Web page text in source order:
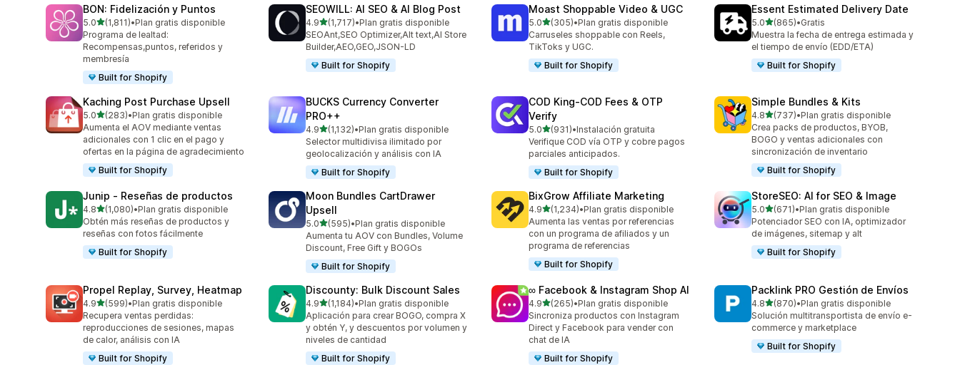
BON: Fidelización y Puntos
5.0de 5 estrellas
(1,811)
1811 reseñas en total
•Plan gratis disponible
Programa de lealtad:
Recompensas,puntos, referidos y
membresía
Built for Shopify
SEOWILL: AI SEO & AI Blog Post
4.9de 5 estrellas
(1,717)
1717 reseñas en total
•Plan gratis disponible
SEOAnt,SEO Optimizer,Alt text,AI Store
Builder,AEO,GEO,JSON-LD
Built for Shopify
Moast Shoppable Video & UGC
5.0de 5 estrellas
(305)
305 reseñas en total
•Plan gratis disponible
Carruseles shoppable con Reels,
TikToks y UGC.
Built for Shopify
Essent Estimated Delivery Date
5.0de 5 estrellas
(865)
865 reseñas en total
•Gratis
Muestra la fecha de entrega estimada y
el tiempo de envío (EDD/ETA)
Built for Shopify
Kaching Post Purchase Upsell
5.0de 5 estrellas
(283)
283 reseñas en total
•Plan gratis disponible
Aumenta el AOV mediante ventas
adicionales con 1 clic en el pago y
ofertas en la página de agradecimiento
Built for Shopify
BUCKS Currency Converter
PRO++
4.9de 5 estrellas
(1,132)
1132 reseñas en total
•Plan gratis disponible
Selector multidivisa ilimitado por
geolocalización y análisis con IA
Built for Shopify
COD King‑COD Fees & OTP
Verify
5.0de 5 estrellas
(931)
931 reseñas en total
•Instalación gratuita
Verifique COD vía OTP y cobre pagos
parciales anticipados.
Built for Shopify
Simple Bundles & Kits
4.8de 5 estrellas
(737)
737 reseñas en total
•Plan gratis disponible
Crea packs de productos, BYOB,
BOGO y ventas adicionales con
sincronización de inventario
Built for Shopify
Junip ‑ Reseñas de productos
4.8de 5 estrellas
(1,080)
1080 reseñas en total
•Plan gratis disponible
Obtén más reseñas de productos y
reseñas con fotos fácilmente
Built for Shopify
Moon Bundles CartDrawer
Upsell
5.0de 5 estrellas
(595)
595 reseñas en total
•Plan gratis disponible
Aumenta tu AOV con Bundles, Volume
Discount, Free Gift y BOGOs
Built for Shopify
BixGrow Affiliate Marketing
4.9de 5 estrellas
(1,234)
1234 reseñas en total
•Plan gratis disponible
Aumenta las ventas por referencias
con un programa de afiliados y un
programa de referencias
Built for Shopify
StoreSEO: AI for SEO & Image
5.0de 5 estrellas
(671)
671 reseñas en total
•Plan gratis disponible
Potenciador SEO con IA, optimizador
de imágenes, sitemap y alt
Built for Shopify
Propel Replay, Survey, Heatmap
4.9de 5 estrellas
(599)
599 reseñas en total
•Plan gratis disponible
Recupera ventas perdidas:
reproducciones de sesiones, mapas
de calor, análisis con IA
Built for Shopify
Discounty: Bulk Discount Sales
4.9de 5 estrellas
(1,184)
1184 reseñas en total
•Plan gratis disponible
Aplicación para crear BOGO, compra X
y obtén Y, y descuentos por volumen y
niveles de cantidad
Built for Shopify
∞ Facebook & Instagram Shop AI
4.9de 5 estrellas
(265)
265 reseñas en total
•Plan gratis disponible
Sincroniza productos con Instagram
Direct y Facebook para vender con
chat de IA
Built for Shopify
Packlink PRO Gestión de Envíos
4.8de 5 estrellas
(870)
870 reseñas en total
•Plan gratis disponible
Solución multitransportista de envío e-
commerce y marketplace
Built for Shopify